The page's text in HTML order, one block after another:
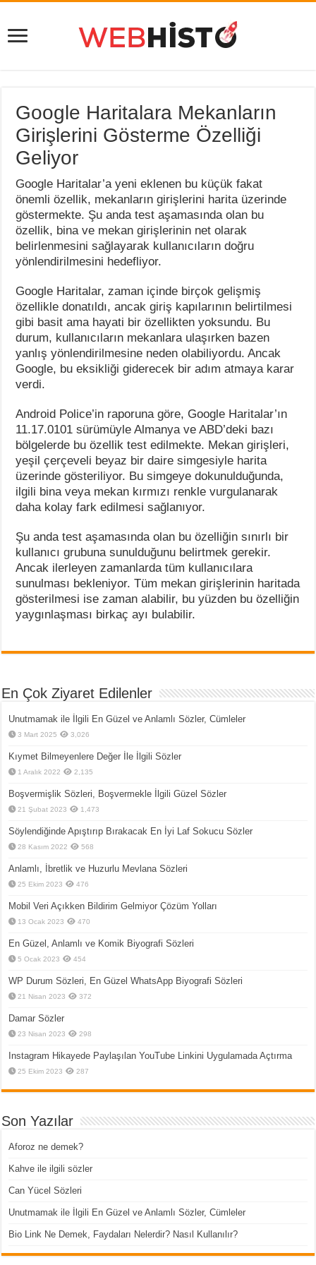
Google Haritalara Mekanların
Girişlerini Gösterme Özelliği
Geliyor
Google Haritalar’a yeni eklenen bu küçük fakat
önemli özellik, mekanların girişlerini harita üzerinde
göstermekte. Şu anda test aşamasında olan bu
özellik, bina ve mekan girişlerinin net olarak
belirlenmesini sağlayarak kullanıcıların doğru
yönlendirilmesini hedefliyor.
Google Haritalar, zaman içinde birçok gelişmiş
özellikle donatıldı, ancak giriş kapılarının belirtilmesi
gibi basit ama hayati bir özellikten yoksundu. Bu
durum, kullanıcıların mekanlara ulaşırken bazen
yanlış yönlendirilmesine neden olabiliyordu. Ancak
Google, bu eksikliği giderecek bir adım atmaya karar
verdi.
Android Police’in raporuna göre, Google Haritalar’ın
11.17.0101 sürümüyle Almanya ve ABD’deki bazı
bölgelerde bu özellik test edilmekte. Mekan girişleri,
yeşil çerçeveli beyaz bir daire simgesiyle harita
üzerinde gösteriliyor. Bu simgeye dokunulduğunda,
ilgili bina veya mekan kırmızı renkle vurgulanarak
daha kolay fark edilmesi sağlanıyor.
Şu anda test aşamasında olan bu özelliğin sınırlı bir
kullanıcı grubuna sunulduğunu belirtmek gerekir.
Ancak ilerleyen zamanlarda tüm kullanıcılara
sunulması bekleniyor. Tüm mekan girişlerinin haritada
gösterilmesi ise zaman alabilir, bu yüzden bu özelliğin
yaygınlaşması birkaç ayı bulabilir.
En Çok Ziyaret Edilenler
Unutmamak ile İlgili En Güzel ve Anlamlı Sözler, Cümleler
3 Mart 2025 3,026
Kıymet Bilmeyenlere Değer İle İlgili Sözler
1 Aralık 2022 2,135
Boşvermişlik Sözleri, Boşvermekle İlgili Güzel Sözler
21 Şubat 2023 1,473
Söylendiğinde Apıştırıp Bırakacak En İyi Laf Sokucu Sözler
28 Kasım 2022 568
Anlamlı, İbretlik ve Huzurlu Mevlana Sözleri
25 Ekim 2023 476
Mobil Veri Açıkken Bildirim Gelmiyor Çözüm Yolları
13 Ocak 2023 470
En Güzel, Anlamlı ve Komik Biyografi Sözleri
5 Ocak 2023 454
WP Durum Sözleri, En Güzel WhatsApp Biyografi Sözleri
21 Nisan 2023 372
Damar Sözler
23 Nisan 2023 298
Instagram Hikayede Paylaşılan YouTube Linkini Uygulamada Açtırma
25 Ekim 2023 287
Son Yazılar
Aforoz ne demek?
Kahve ile ilgili sözler
Can Yücel Sözleri
Unutmamak ile İlgili En Güzel ve Anlamlı Sözler, Cümleler
Bio Link Ne Demek, Faydaları Nelerdir? Nasıl Kullanılır?